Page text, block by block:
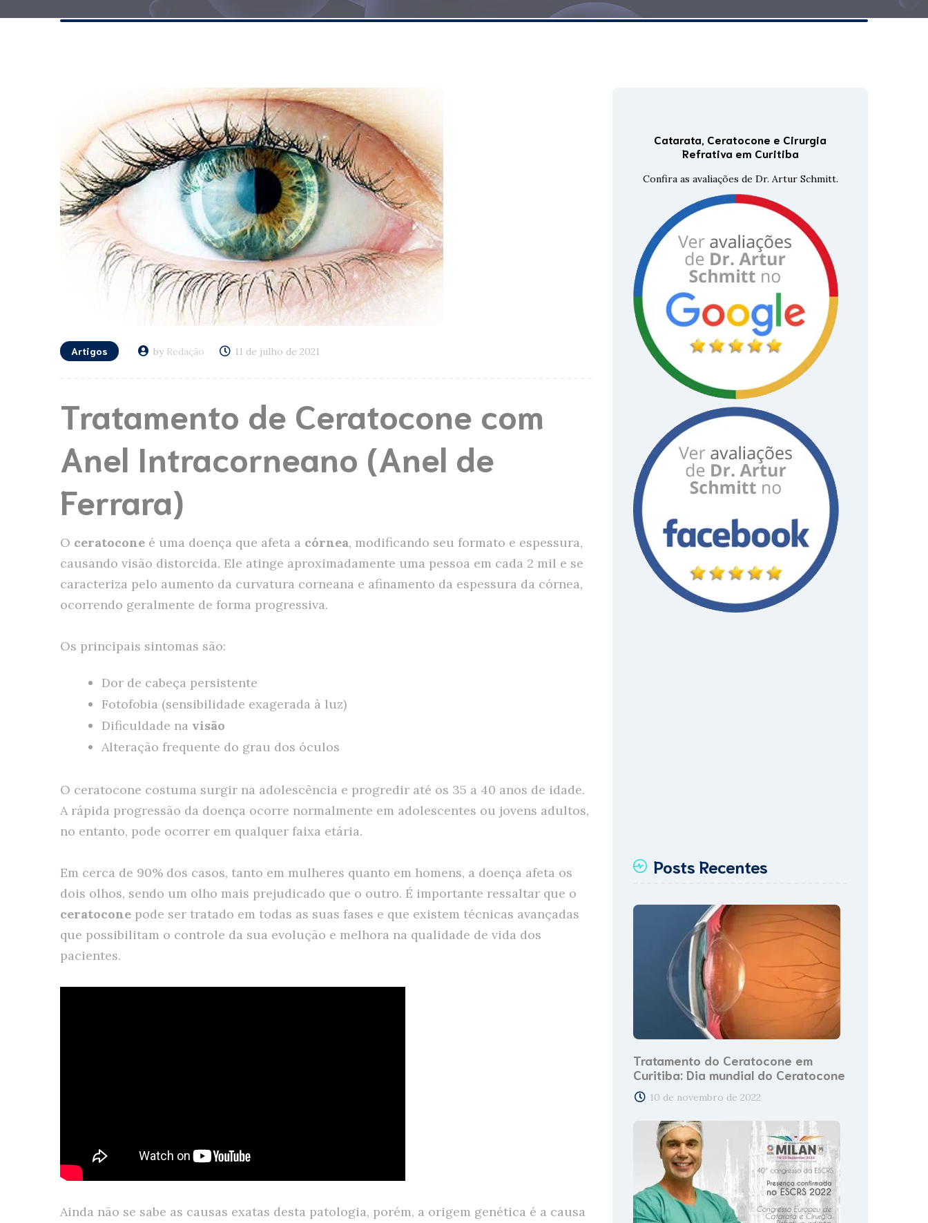
Artigos by Redação 11 de julho de 2021
Tratamento de Ceratocone com
Anel Intracorneano (Anel de
Ferrara)
O ceratocone é uma doença que afeta a córnea, modificando seu formato e espessura,
causando visão distorcida. Ele atinge aproximadamente uma pessoa em cada 2 mil e se
caracteriza pelo aumento da curvatura corneana e afinamento da espessura da córnea,
ocorrendo geralmente de forma progressiva.
Os principais sintomas são:
Dor de cabeça persistente
Fotofobia (sensibilidade exagerada à luz)
Dificuldade na visão
Alteração frequente do grau dos óculos
O ceratocone costuma surgir na adolescência e progredir até os 35 a 40 anos de idade.
A rápida progressão da doença ocorre normalmente em adolescentes ou jovens adultos,
no entanto, pode ocorrer em qualquer faixa etária.
Em cerca de 90% dos casos, tanto em mulheres quanto em homens, a doença afeta os
dois olhos, sendo um olho mais prejudicado que o outro. É importante ressaltar que o
ceratocone pode ser tratado em todas as suas fases e que existem técnicas avançadas
que possibilitam o controle da sua evolução e melhora na qualidade de vida dos
pacientes.
Ainda não se sabe as causas exatas desta patologia, porém, a origem genética é a causa
Catarata, Ceratocone e Cirurgia
Refrativa em Curitiba
Confira as avaliações de Dr. Artur Schmitt.
Posts Recentes
Tratamento do Ceratocone em
Curitiba: Dia mundial do Ceratocone
10 de novembro de 2022